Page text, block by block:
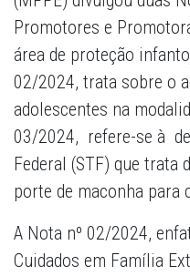
Promotores e
área de proteção
02/2024, trata sobre o
adolescentes na
03/2024, refere-se à
Federal (STF) que trata
porte de maconha para
A Nota nº 02/2024,
Cuidados em Família